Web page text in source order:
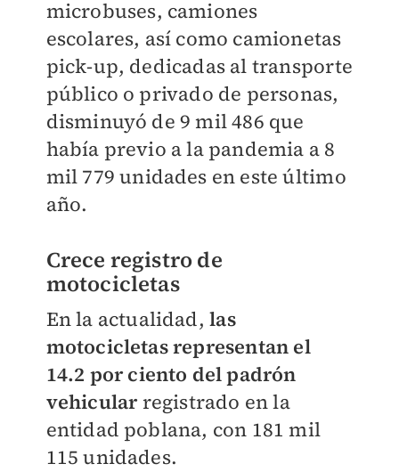
microbuses, camiones
escolares, así como camionetas
pick-up, dedicadas al transporte
público o privado de personas,
disminuyó de 9 mil 486 que
había previo a la pandemia a 8
mil 779 unidades en este último
año.
Crece registro de
motocicletas
En la actualidad,las
motocicletas representan el
14.2 por ciento del padrón
vehicularregistrado en la
entidad poblana, con 181 mil
115 unidades.